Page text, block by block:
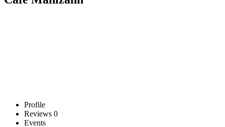
Profile
Reviews 0
Events